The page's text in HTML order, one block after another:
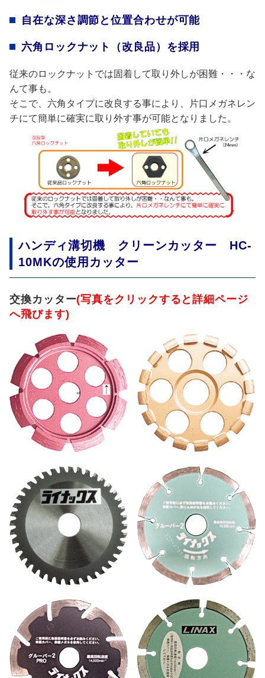
自在な深さ調節と位置合わせが可能
六角ロックナット（改良品）を採用
従来のロックナットでは固着して取り外しが困難・・・な
んて事も。
そこで、六角タイプに改良する事により、片口メガネレン
チにて簡単に確実に取り外す事が可能となりました。
ハンディ溝切機 クリーンカッター HC-
10MKの使用カッター
交換カッター(写真をクリックすると詳細ページ
へ飛びます)